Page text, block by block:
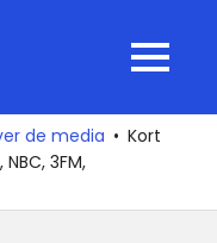
MENU
de media
Kort
3FM,